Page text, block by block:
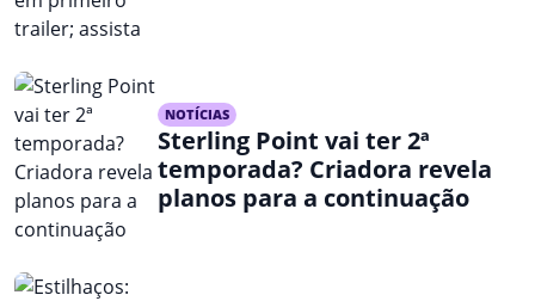
NOTÍCIAS
Sterling Point vai ter 2ª
temporada? Criadora revela
planos para a continuação